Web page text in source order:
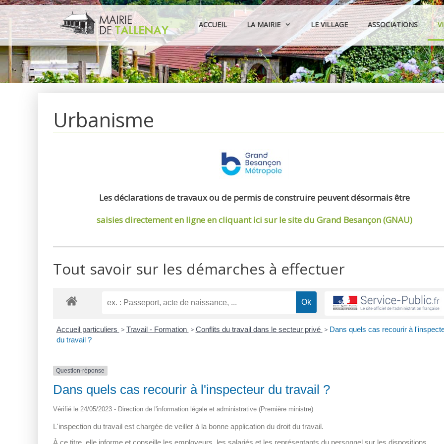
Aller
au
contenu
ACCUEIL LA MAIRIE LE VILLAGE ASSOCIATIONS
Urbanisme
Les déclarations de travaux ou de permis de construire peuvent désormais être
saisies directement en ligneen cliquant ici sur le site du Grand Besançon (GNAU)
Tout savoir sur les démarches à effectuer
Accueil particuliers > Travail - Formation > Conflits du travail dans le secteur privé > Dans quels cas recourir à
du travail ?
Question-réponse
Dans quels cas recourir à l'inspecteur du travail ?
Vérifié le 24/05/2023 - Direction de l'information légale et administrative (Première ministre)
L'inspection du travail est chargée de veiller à la bonne application du droit du travail.
À ce titre, elle informe et conseille les employeurs, les salariés et les représentants du personnel sur les dispositions